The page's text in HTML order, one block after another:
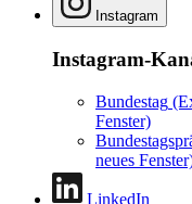
Instagram
Instagram-
Bundestag
Fenster)
neues
LinkedIn